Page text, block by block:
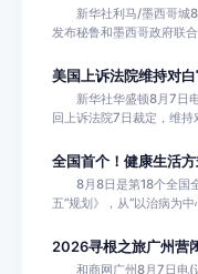
新华社利马/墨西哥城8
发布秘鲁和墨西哥政府联
美国上诉法院维持对
新华社华盛顿8月7日电
回上诉法院7日裁定，维持
全国首个！健康生活
8月8日是第18个全国全
五”规划》，从“以治病为中
2026寻根之旅广州营
和商网广州8月7日电(记